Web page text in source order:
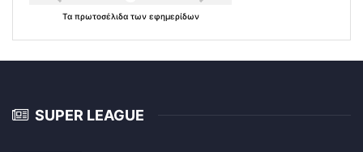
Τα πρωτοσέλιδα των εφημερίδων
SUPER LEAGUE